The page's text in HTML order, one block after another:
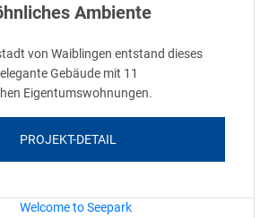
Ambiente
von Waiblingen entstand dieses
Gebäude mit 11
Eigentumswohnungen.
PROJEKT-DETAIL